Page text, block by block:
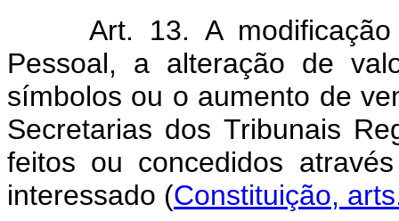
Art. 13. A
Pessoal, a alteração de
símbolos ou o aumento de
Secretarias dos Tribunais
feitos ou concedidos
interessado (Constituição,